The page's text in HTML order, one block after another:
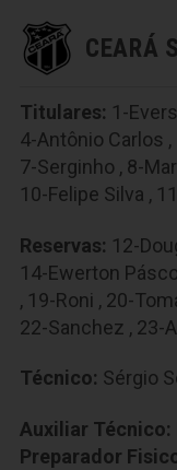
CEARÁ
Titulares: 1-
4-Antônio Carlos ,
7-Serginho , 8-
10-Felipe Silva ,
Reservas: 12-
14-Ewerton
, 19-Roni , 20-
22-Sanchez , 23-
Técnico: Sérgio
Auxiliar Técnico:
Preparador